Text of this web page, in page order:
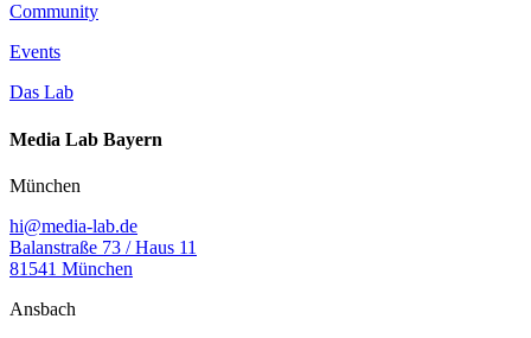
Community
Events
Das Lab
Media Lab Bayern
München
hi@media-lab.de
Balanstraße 73 / Haus 11
81541 München
Ansbach